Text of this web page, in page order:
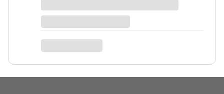
Anna K.